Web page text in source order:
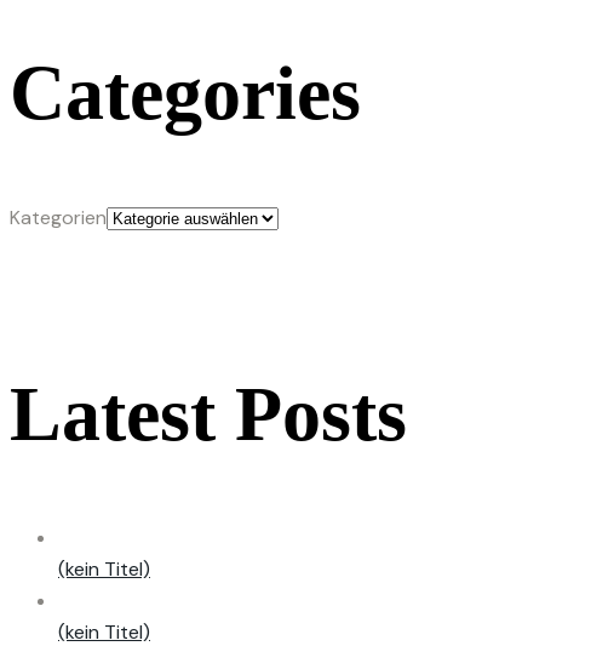
Categories
Kategorien
Latest Posts
(kein Titel)
(kein Titel)